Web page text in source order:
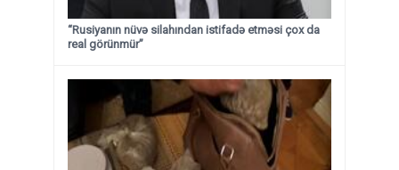
“Rusiyanın nüvə silahından istifadə etməsi çox da
real görünmür”